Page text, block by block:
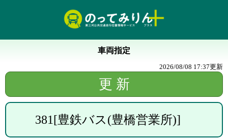
車両指定
2026/08/08 17:37更新
381[豊鉄バス(豊橋営業所)]